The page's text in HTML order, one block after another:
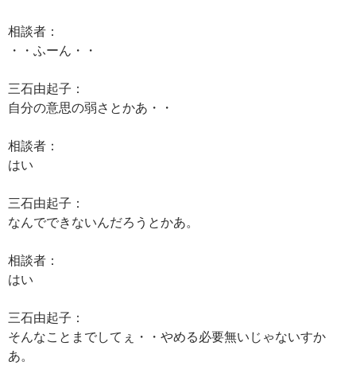
相談者：
・・ふーん・・
三石由起子：
自分の意思の弱さとかあ・・
相談者：
はい
三石由起子：
なんでできないんだろうとかあ。
相談者：
はい
三石由起子：
そんなことまでしてぇ・・やめる必要無いじゃないすか
あ。